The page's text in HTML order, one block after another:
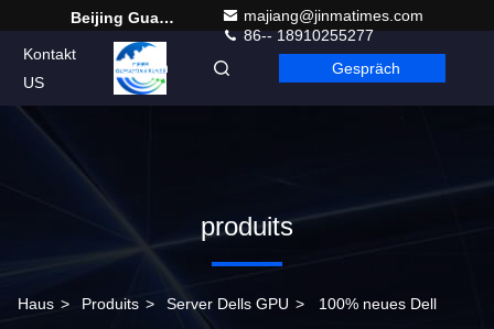
Beijing Guangtian Runze Technology Co., Ltd.
majiang@jinmatimes.com
86-- 18910255277
Kontakt
US
German Gespräch
produits
Haus > Produits > Server Dells GPU > 100% neues Dell